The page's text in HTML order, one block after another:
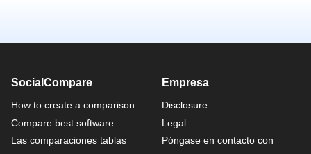
SocialCompare
How to create a comparison
Compare best software
Las comparaciones tablas
Empresa
Disclosure
Legal
Póngase en contacto con